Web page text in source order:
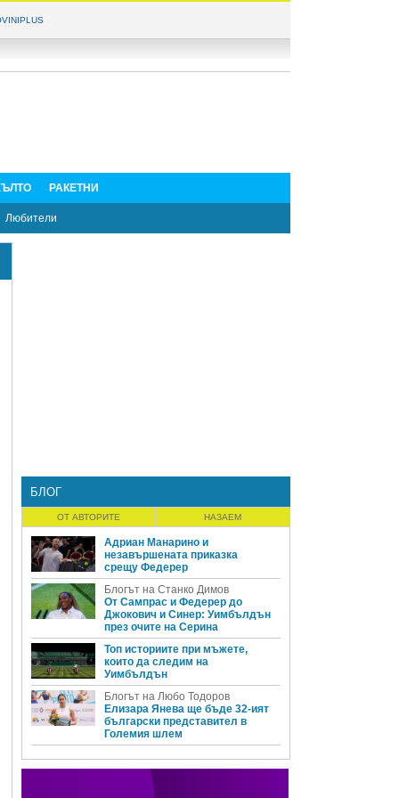
РАКЕТНИ
Любители
БЛОГ
ОТ АВТОРИТЕ НАЗАЕМ
Адриан Манарино и
незавършената приказка
срещу Федерер
Блогът на Станко Димов
От Сампрас и Федерер до
Джокович и Синер: Уимбълдън
през очите на Серина
Топ историите при мъжете,
които да следим на
Уимбълдън
Блогът на Любо Тодоров
Елизара Янева ще бъде 32-ият
български представител в
Големия шлем